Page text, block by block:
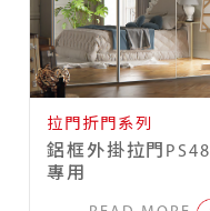
拉門折門系列
鋁框外掛拉門PS48
專用